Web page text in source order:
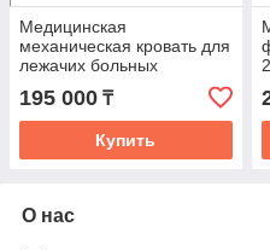
Медицинская
механическая кровать для
лежачих больных
200×90×52 см
195 000 ₸
Купить
О нас